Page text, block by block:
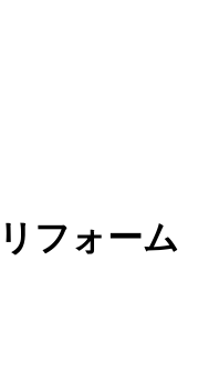
フォーム